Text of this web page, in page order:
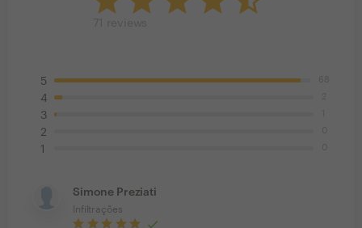
5
4
3
2
1
Simone Preziati
Infiltrações